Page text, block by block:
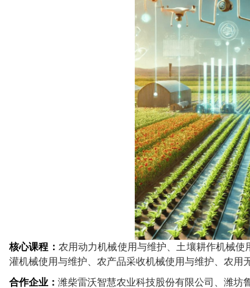
核心课程： 农用动力机械使用与维护、土壤耕作机械
灌机械使用与维护、农产品采收机械使用与维护、农用
合作企业： 潍柴雷沃智慧农业科技股份有限公司、潍坊